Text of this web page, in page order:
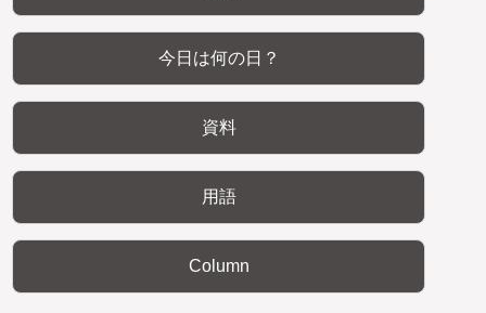
今日は何の日？
資料
用語
Column